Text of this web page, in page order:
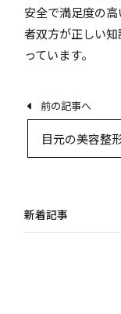
安全で満足度の
者双方が正しい
っています。
前の記事へ
目元の美容整形
の詳細解説と
新着記事